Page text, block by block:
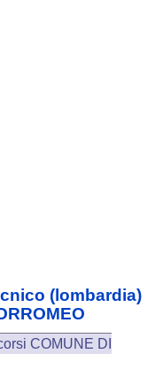
(lombardia)
COMUNE DI